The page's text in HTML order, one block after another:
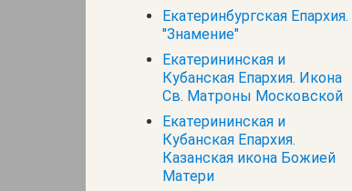
Екатеринбургская Епархия.
"Знамение"
Екатерининская и
Кубанская Епархия. Икона
Св. Матроны Московской
Екатерининская и
Кубанская Епархия.
Казанская икона Божией
Матери